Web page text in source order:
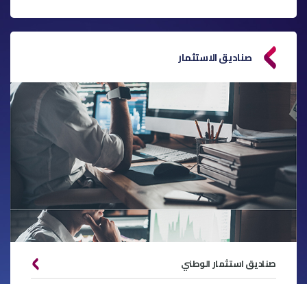
صناديق الاستثمار
صناديق استثمار الوطني